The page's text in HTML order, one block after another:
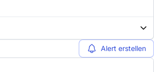
Alert erstellen